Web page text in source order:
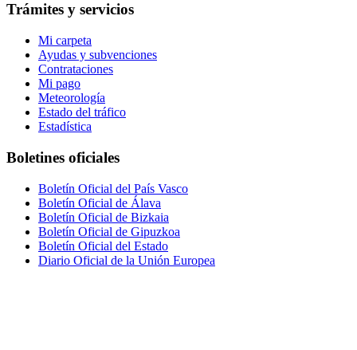
Trámites y servicios
Mi carpeta
Ayudas y subvenciones
Contrataciones
Mi pago
Meteorología
Estado del tráfico
Estadística
Boletines oficiales
Boletín Oficial del País Vasco
Boletín Oficial de Álava
Boletín Oficial de Bizkaia
Boletín Oficial de Gipuzkoa
Boletín Oficial del Estado
Diario Oficial de la Unión Europea